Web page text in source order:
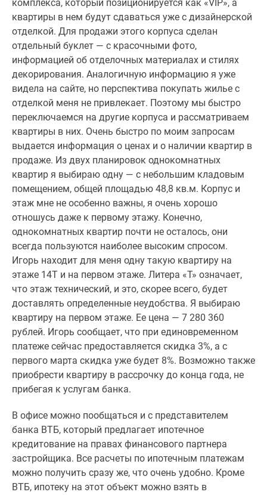
Дома
коттеджи
Коттеджные
поселки
Новой
Москве
Готовые
коттеджные
поселки
Строящиеся
коттеджные
поселки
Коттеджные
поселки
лесу
Коттеджные
поселки
водоема
Коттеджные
поселки
ипотеку
Бизнес-
центры
Коттеджи
Скидки
акции
комплекса, который позиционируется как «VIP», а
квартиры в нем будут сдаваться уже с дизайнерской
отделкой. Для продажи этого корпуса сделан
отдельный буклет — с красочными фото,
информацией об отделочных материалах и стилях
декорирования. Аналогичную информацию я уже
видела на сайте, но перспектива покупать жилье с
отделкой меня не привлекает. Поэтому мы быстро
переключаемся на другие корпуса и рассматриваем
квартиры в них. Очень быстро по моим запросам
выдается информация о ценах и о наличии квартир в
продаже. Из двух планировок однокомнатных
квартир я выбираю одну — с небольшим кладовым
помещением, общей площадью 48,8 кв.м. Корпус и
этаж мне не особенно важны, я очень хорошо
отношусь даже к первому этажу. Конечно,
однокомнатных квартир почти не осталось, они
всегда пользуются наиболее высоким спросом.
Игорь находит для меня одну такую квартиру на
этаже 14Т и на первом этаже. Литера «Т» означает,
что этаж технический, и это, скорее всего, будет
доставлять определенные неудобства. Я выбираю
квартиру на первом этаже. Ее цена — 7 280 360
рублей. Игорь сообщает, что при единовременном
платеже сейчас предоставляется скидка 3%, а с
первого марта скидка уже будет 8%. Возможно также
приобрести квартиру в рассрочку до конца года, не
прибегая к услугам банка.
В офисе можно пообщаться и с представителем
банка ВТБ, который предлагает ипотечное
кредитование на правах финансового партнера
застройщика. Все расчеты по ипотечным платежам
можно получить сразу же, что очень удобно. Кроме
ВТБ, ипотеку на этот объект можно взять в